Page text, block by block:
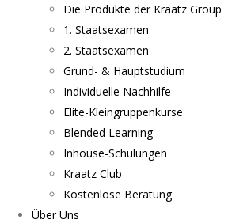
Die Produkte der Kraatz Group
1. Staatsexamen
2. Staatsexamen
Grund- & Hauptstudium
Individuelle Nachhilfe
Elite-Kleingruppenkurse
Blended Learning
Inhouse-Schulungen
Kraatz Club
Kostenlose Beratung
Über Uns